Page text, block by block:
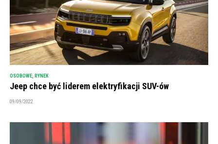
OSOBOWE RYNEK
Jeep chce być liderem elektryfikacji SUV-ów
09/09/2022